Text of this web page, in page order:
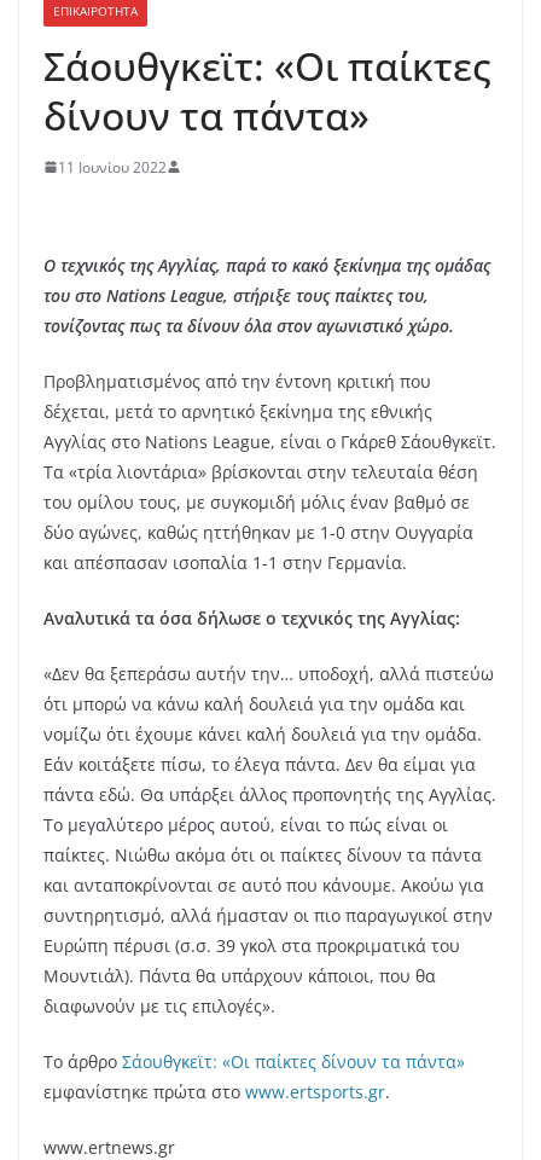
ΕΠΙΚΑΙΡΟΤΗΤΑ
Σάουθγκεϊτ: «Οι παίκτες
δίνουν τα πάντα»
11 Ιουνίου 2022
O τεχνικός της Αγγλίας, παρά το κακό ξεκίνημα της ομάδας
του στο Nations League, στήριξε τους παίκτες του,
τονίζοντας πως τα δίνουν όλα στον αγωνιστικό χώρο.
Προβληματισμένος από την έντονη κριτική που
δέχεται, μετά το αρνητικό ξεκίνημα της εθνικής
Αγγλίας στο Nations League, είναι ο Γκάρεθ Σάουθγκεϊτ.
Τα «τρία λιοντάρια» βρίσκονται στην τελευταία θέση
του ομίλου τους, με συγκομιδή μόλις έναν βαθμό σε
δύο αγώνες, καθώς ηττήθηκαν με 1-0 στην Ουγγαρία
και απέσπασαν ισοπαλία 1-1 στην Γερμανία.
Αναλυτικά τα όσα δήλωσε ο τεχνικός της Αγγλίας:
«Δεν θα ξεπεράσω αυτήν την… υποδοχή, αλλά πιστεύω
ότι μπορώ να κάνω καλή δουλειά για την ομάδα και
νομίζω ότι έχουμε κάνει καλή δουλειά για την ομάδα.
Εάν κοιτάξετε πίσω, το έλεγα πάντα. Δεν θα είμαι για
πάντα εδώ. Θα υπάρξει άλλος προπονητής της Αγγλίας.
Το μεγαλύτερο μέρος αυτού, είναι το πώς είναι οι
παίκτες. Νιώθω ακόμα ότι οι παίκτες δίνουν τα πάντα
και ανταποκρίνονται σε αυτό που κάνουμε. Ακούω για
συντηρητισμό, αλλά ήμασταν οι πιο παραγωγικοί στην
Ευρώπη πέρυσι (σ.σ. 39 γκολ στα προκριματικά του
Μουντιάλ). Πάντα θα υπάρχουν κάποιοι, που θα
διαφωνούν με τις επιλογές».
Το άρθρο Σάουθγκεϊτ: «Οι παίκτες δίνουν τα πάντα»
εμφανίστηκε πρώτα στο www.ertsports.gr.
www.ertnews.gr